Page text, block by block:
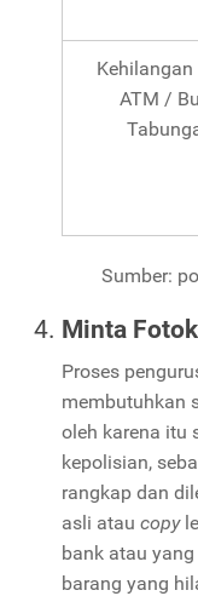
Kehilangan
ATM /
Sumber:
Minta
Proses
membutuhkan
oleh karena itu
kepolisian,
rangkap dan
asli atau copy
bank atau
barang yang